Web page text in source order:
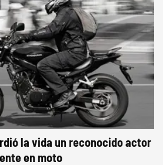
la vida un reconocido actor
en moto